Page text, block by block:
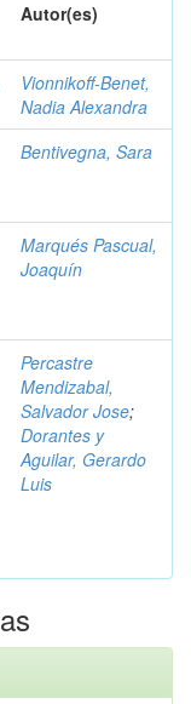
Autor(es)
Vionnikoff-Benet,
Nadia Alexandra
Bentivegna, Sara
Marqués Pascual,
Joaquín
Percastre
Mendizabal,
Salvador Jose;
Dorantes y
Aguilar, Gerardo
Luis